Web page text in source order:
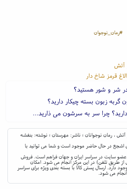
#رمان_نوجوان
شر و شور هستید؟
زبون بسته چیکار دارید؟
چرا سر به سرشون می ذارید...
و بقیه ۱ - آپارتمان در آتش ، رمان نوجوانان ؛ ناشر: مهرستان ؛ نوشته: بنفشه
اشجع در حال حاضر موجود است و شما می توانید با
عضو سایت در سراسر ایران و جهان فراهم است. فروش
طریق تلفن) در این مرکز انجام می شود. امکان
دارد. ارسال پستی کالا با بسته بندی ویژه برای سراسر
می شود.